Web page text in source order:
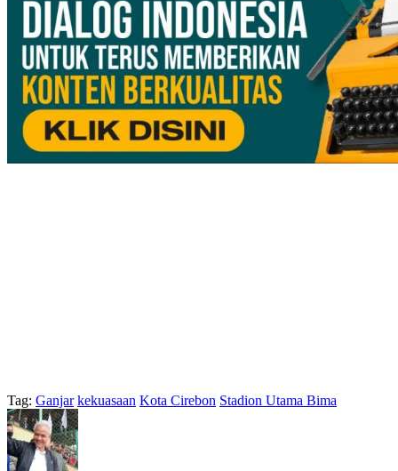
Tag: Ganjar kekuasaan Kota Cirebon Stadion Utama Bima